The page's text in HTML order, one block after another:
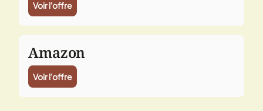
Voir l'offre
Amazon
Voir l'offre